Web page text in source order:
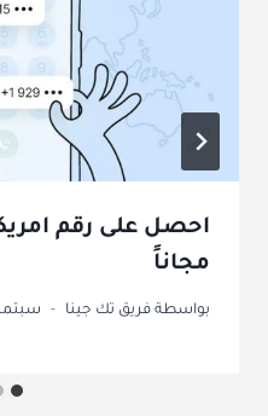
احصل على رقم
مجاناً
بواسطة فريق تك جينا سبتمبر 14,